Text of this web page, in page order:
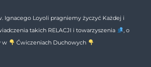
Ignacego Loyoli pragniemy życzyć Każdej i
takich RELACJI i towarzyszenia
, o
w
Ćwiczeniach Duchowych